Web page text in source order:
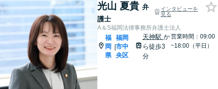
光山 夏貴 弁
護士
インタビューを
見る
A＆S福岡法律事務所弁護士法人
福
岡
県
|
福岡
市中
央区
天神駅 か
ら徒歩3
分
営業時間：09:00
~18:00（平日）